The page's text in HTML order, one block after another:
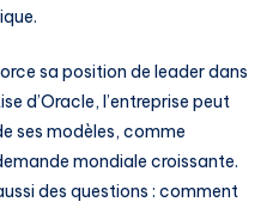
sa position de leader dans
d’Oracle, l’entreprise peut
ses modèles, comme
mondiale croissante.
des questions : comment